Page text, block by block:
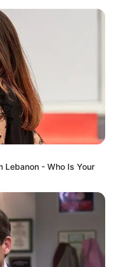
Lebanon - Who Is Your